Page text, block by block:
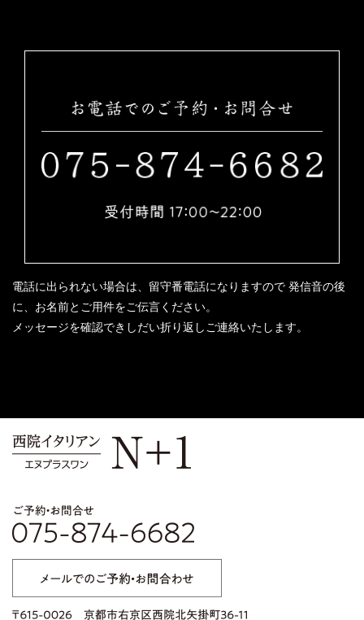
電話に出られない場合は、留守番電話になりますので 発信音の後
に、お名前とご用件をご伝言ください。
メッセージを確認できしだい折り返しご連絡いたします。